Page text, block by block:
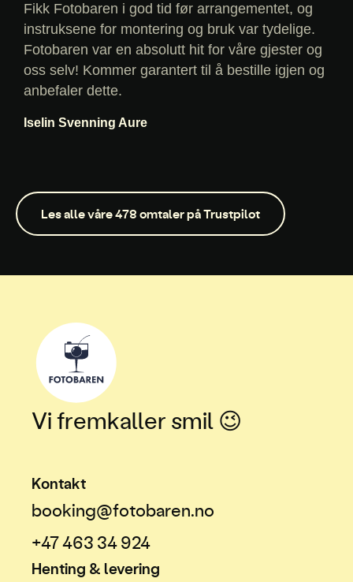
Fikk Fotobaren i god tid før arrangementet, og
instruksene for montering og bruk var tydelige.
Fotobaren var en absolutt hit for våre gjester og
oss selv! Kommer garantert til å bestille igjen og
anbefaler dette.
Iselin Svenning Aure
Les alle våre 478 omtaler på Trustpilot
Vi fremkaller smil 😉
Kontakt
booking@fotobaren.no
+47 463 34 924
Henting & levering